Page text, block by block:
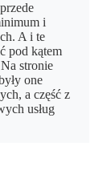
i
A i te
pod kątem
stronie
one
a część z
usług